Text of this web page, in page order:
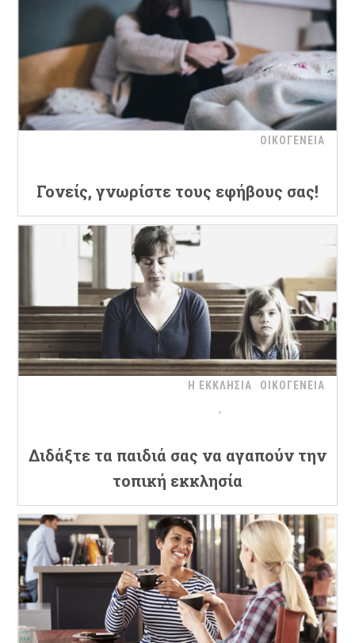
ΟΙΚΟΓΕΝΕΙΑ
Γονείς, γνωρίστε τους εφήβους σας!
Η ΕΚΚΛΗΣΙΑ ΟΙΚΟΓΕΝΕΙΑ
Διδάξτε τα παιδιά σας να αγαπούν την
τοπική εκκλησία